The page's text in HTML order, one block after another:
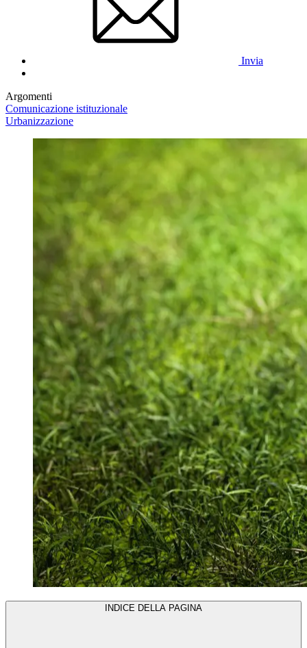
Invia
Argomenti
Comunicazione istituzionale
Urbanizzazione
INDICE DELLA PAGINA